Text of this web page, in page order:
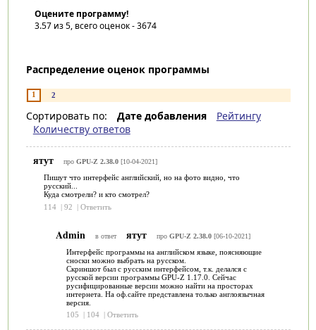
Оцените программу!
3.57из 5, всего оценок -3674
Распределение оценок программы
1 2
Сортировать по: Дате добавления
Рейтингу
Количеству ответов
ятут про GPU-Z 2.38.0[10-04-2021]
Пишут что интерфейс английский, но на фото видно, что
русский...
Куда смотрели? и кто смотрел?
114 | 92 | Ответить
Admin в ответ ятут про GPU-Z 2.38.0[06-10-2021]
Интерфейс программы на английском языке, поясняющие
сноски можно выбрать на русском.
Скриншот был с русским интерфейсом, т.к. делался с
русской версии программы GPU-Z 1.17.0. Сейчас
русифицированные версии можно найти на просторах
интернета. На оф.сайте представлена только англоязычная
версия.
105
| 104 | Ответить